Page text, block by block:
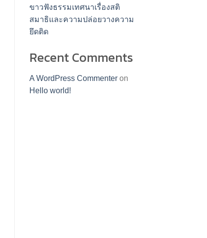
ขาวฟังธรรมเทศนาเรื่องสติ
สมาธิและความปล่อยวางความ
ยึดติด
Recent Comments
A WordPress Commenteron
Hello world!